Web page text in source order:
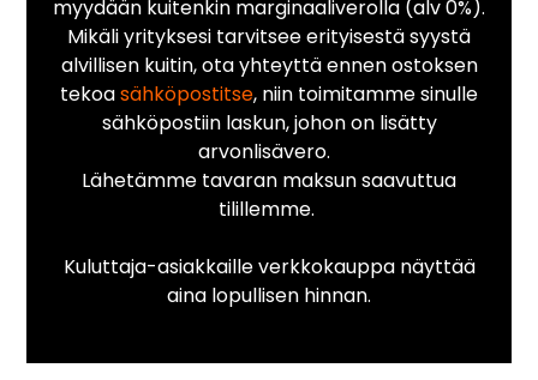
myydään kuitenkin marginaaliverolla (alv 0%).
Mikäli yrityksesi tarvitsee erityisestä syystä
alvillisen kuitin, ota yhteyttä ennen ostoksen
tekoasähköpostitse, niin toimitamme sinulle
sähköpostiin laskun, johon on lisätty
arvonlisävero.
Lähetämme tavaran maksun saavuttua
tilillemme.
Kuluttaja-asiakkaille verkkokauppa näyttää
aina lopullisen hinnan.